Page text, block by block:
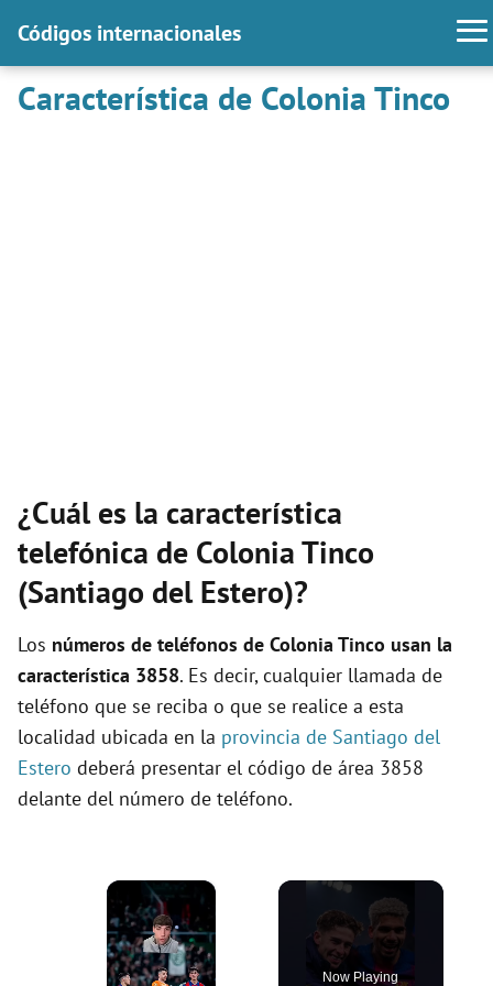
Códigos internacionales
Característica de Colonia Tinco
¿Cuál es la característica
telefónica de Colonia Tinco
(Santiago del Estero)?
Los números de teléfonos de Colonia Tinco usan la
característica 3858. Es decir, cualquier llamada de
teléfono que se reciba o que se realice a esta
localidad ubicada en la provincia de Santiago del
Estero deberá presentar el código de área 3858
delante del número de teléfono.
×
Now Playing